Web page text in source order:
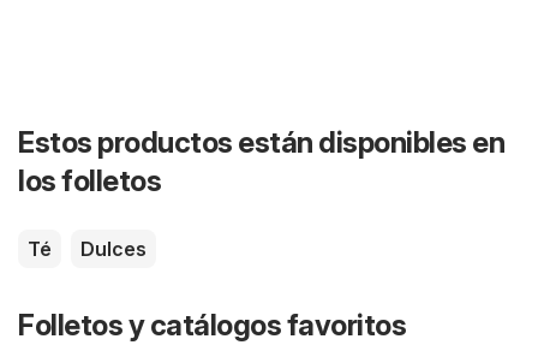
Estos productos están disponibles en
los folletos
Té Dulces
Folletos y catálogos favoritos